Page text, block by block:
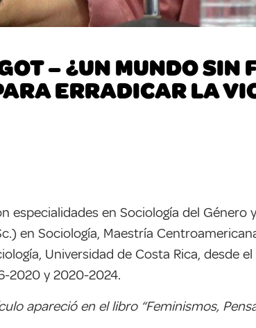
– ¿UN MUNDO SIN
ERRADICAR LA
especialidades en Sociología del Género
en Sociología, Maestría
Universidad de Costa Rica, desde
2020 y 2020-2024.
apareció en el libro “Feminismos,